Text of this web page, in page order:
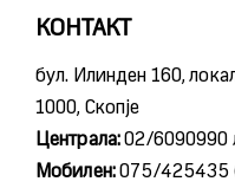
КОНТАКТ
бул. Илинден 160,
1000, Скопје
Централа:02/6090990
Мобилен:075/425435